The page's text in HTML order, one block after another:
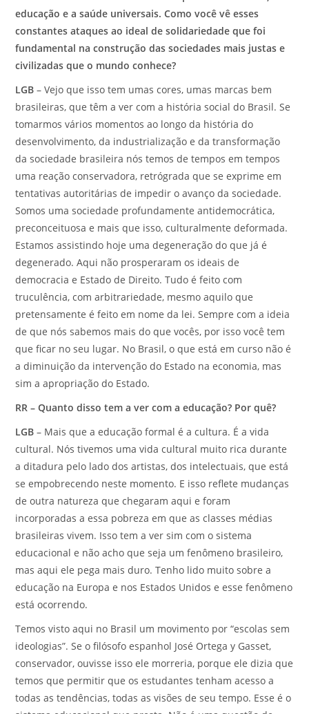
educação e a saúde universais. Como você vê esses
constantes ataques ao ideal de solidariedade que foi
fundamental na construção das sociedades mais justas e
civilizadas que o mundo conhece?
LGB – Vejo que isso tem umas cores, umas marcas bem
brasileiras, que têm a ver com a história social do Brasil. Se
tomarmos vários momentos ao longo da história do
desenvolvimento, da industrialização e da transformação
da sociedade brasileira nós temos de tempos em tempos
uma reação conservadora, retrógrada que se exprime em
tentativas autoritárias de impedir o avanço da sociedade.
Somos uma sociedade profundamente antidemocrática,
preconceituosa e mais que isso, culturalmente deformada.
Estamos assistindo hoje uma degeneração do que já é
degenerado. Aqui não prosperaram os ideais de
democracia e Estado de Direito. Tudo é feito com
truculência, com arbitrariedade, mesmo aquilo que
pretensamente é feito em nome da lei. Sempre com a ideia
de que nós sabemos mais do que vocês, por isso você tem
que ficar no seu lugar. No Brasil, o que está em curso não é
a diminuição da intervenção do Estado na economia, mas
sim a apropriação do Estado.
RR – Quanto disso tem a ver com a educação? Por quê?
LGB – Mais que a educação formal é a cultura. É a vida
cultural. Nós tivemos uma vida cultural muito rica durante
a ditadura pelo lado dos artistas, dos intelectuais, que está
se empobrecendo neste momento. E isso reflete mudanças
de outra natureza que chegaram aqui e foram
incorporadas a essa pobreza em que as classes médias
brasileiras vivem. Isso tem a ver sim com o sistema
educacional e não acho que seja um fenômeno brasileiro,
mas aqui ele pega mais duro. Tenho lido muito sobre a
educação na Europa e nos Estados Unidos e esse fenômeno
está ocorrendo.
Temos visto aqui no Brasil um movimento por “escolas sem
ideologias”. Se o filósofo espanhol José Ortega y Gasset,
conservador, ouvisse isso ele morreria, porque ele dizia que
temos que permitir que os estudantes tenham acesso a
todas as tendências, todas as visões de seu tempo. Esse é o